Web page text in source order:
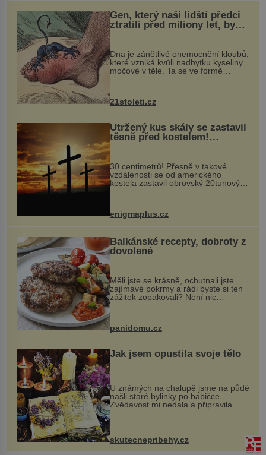
Gen, který naši lidští předci
ztratili před miliony let, by
mohl pomoci s léčbou
„nemoci králů“
Dna je zánětlivé onemocnění kloubů,
které vzniká kvůli nadbytku kyseliny
močové v těle. Ta se ve formě
nohou, a způsobuje bole...
21stoleti.cz
Utržený kus skály se zastavil
těsně před kostelem!
Ochránila ho boží síla?
30 centimetrů! Přesně v takové
vzdálenosti se od amerického
kostela zastavil obrovský 20tunový
...
enigmaplus.cz
Balkánské recepty, dobroty z
dovolené
Měli jste se krásně, ochutnali jste
zajímavé pokrmy a rádi byste si ten
zážitek zopakovali? Není nic
snazšího. Pljeskavica (10 porcí)
Možná jste ji ochutnali na dovolené v
panidomu.cz
Jak jsem opustila svoje tělo
U známých na chalupě jsme na půdě
našli staré bylinky po babičce.
Zvědavost mi nedala a připravila
jsem si z nich lektvar… Zimní pobyt
na chalupě se pro mě vlastní vinou
změnil v děsivý zážitek, na kt...
skutecnepribehy.cz